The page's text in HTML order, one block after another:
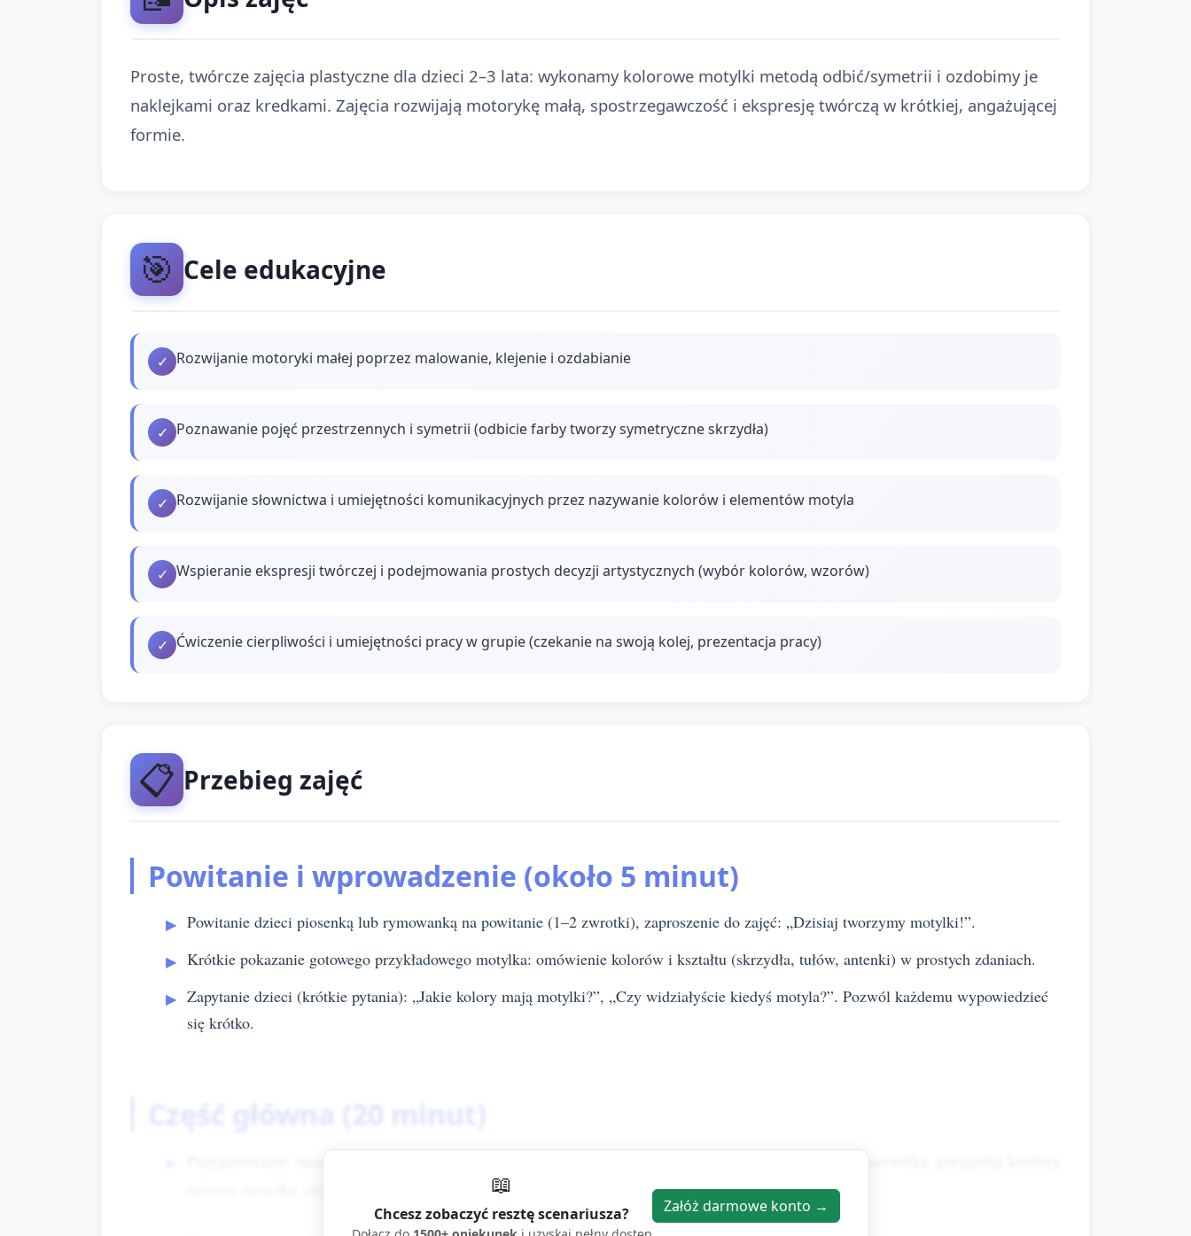
Proste, twórcze zajęcia plastyczne dla dzieci 2–3 lata: wykonamy kolorowe motylki metodą odbić/symetrii i ozdobimy je
naklejkami oraz kredkami. Zajęcia rozwijają motorykę małą, spostrzegawczość i ekspresję twórczą w krótkiej, angażującej
formie.
🎯 Cele edukacyjne
✓ Rozwijanie motoryki małej poprzez malowanie, klejenie i ozdabianie
✓ Poznawanie pojęć przestrzennych i symetrii (odbicie farby tworzy symetryczne skrzydła)
✓ Rozwijanie słownictwa i umiejętności komunikacyjnych przez nazywanie kolorów i elementów motyla
✓ Wspieranie ekspresji twórczej i podejmowania prostych decyzji artystycznych (wybór kolorów, wzorów)
✓ Ćwiczenie cierpliwości i umiejętności pracy w grupie (czekanie na swoją kolej, prezentacja pracy)
📋 Przebieg zajęć
Powitanie i wprowadzenie (około 5 minut)
Powitanie dzieci piosenką lub rymowanką na powitanie (1–2 zwrotki), zaproszenie do zajęć: „Dzisiaj tworzymy motylki!”.
Krótkie pokazanie gotowego przykładowego motylka: omówienie kolorów i kształtu (skrzydła, tułów, antenki) w prostych zdaniach.
Zapytanie dzieci (krótkie pytania): „Jakie kolory mają motylki?”, „Czy widziałyście kiedyś motyla?”. Pozwól każdemu wypowiedzieć
się krótko.
Część główna (20 minut)
Przygotowanie stanowisk (2 min): rozłóż kartki, farby/tempera, pędzle/gąbki, miseczki z wodą i serwetki; przygotuj kontury
tułowia motylka (możesz mieć wycięte prostokąty lub owalne paski, jeśli chcesz ułatwić pracę).
📖
Chcesz zobaczyć resztę scenariusza? Załóż darmowe konto →